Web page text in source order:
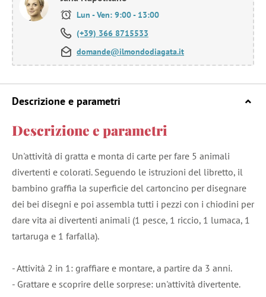
Lun - Ven: 9:00 - 13:00
(+39) 366 8715533
domande@ilmondodiagata.it
Descrizione e parametri
Descrizione e parametri
Un'attività di gratta e monta di carte per fare 5 animali
divertenti e colorati. Seguendo le istruzioni del libretto, il
bambino graffia la superficie del cartoncino per disegnare
dei bei disegni e poi assembla tutti i pezzi con i chiodini per
dare vita ai divertenti animali (1 pesce, 1 riccio, 1 lumaca, 1
tartaruga e 1 farfalla).
- Attività 2 in 1: graffiare e montare, a partire da 3 anni.
- Grattare e scoprire delle sorprese: un'attività divertente.